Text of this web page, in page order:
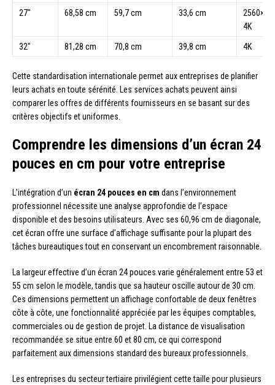
27″ 68,58 cm 59,7 cm 33,6 cm
4K
32″ 81,28 cm 70,8 cm 39,8 cm 4K
Cette standardisation internationale permet aux entreprises de planifier
leurs achats en toute sérénité. Les services achats peuvent ainsi
comparer les offres de différents fournisseurs en se basant sur des
critères objectifs et uniformes.
Comprendre les dimensions d’un écran 24
pouces en cm pour votre entreprise
L’intégration d’un écran 24 pouces en cm dans l’environnement
professionnel nécessite une analyse approfondie de l’espace
disponible et des besoins utilisateurs. Avec ses 60,96 cm de diagonale,
cet écran offre une surface d’affichage suffisante pour la plupart des
tâches bureautiques tout en conservant un encombrement raisonnable.
La largeur effective d’un écran 24 pouces varie généralement entre 53 et
55 cm selon le modèle, tandis que sa hauteur oscille autour de 30 cm.
Ces dimensions permettent un affichage confortable de deux fenêtres
côte à côte, une fonctionnalité appréciée par les équipes comptables,
commerciales ou de gestion de projet. La distance de visualisation
recommandée se situe entre 60 et 80 cm, ce qui correspond
parfaitement aux dimensions standard des bureaux professionnels.
Les entreprises du secteur tertiaire privilégient cette taille pour plusieurs